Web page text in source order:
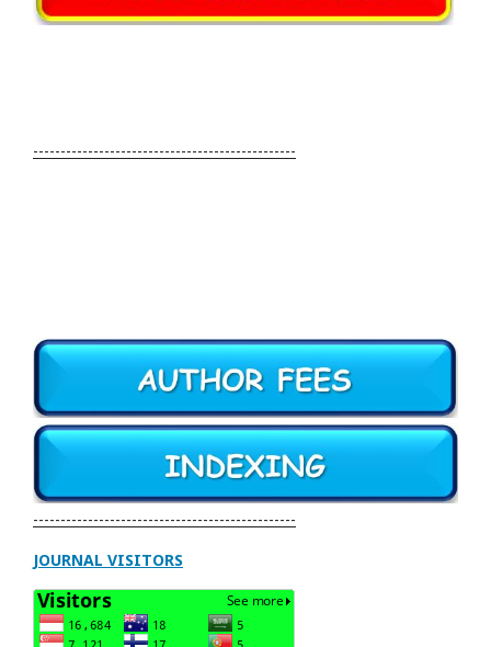
------------------------------------------------
------------------------------------------------
JOURNAL VISITORS